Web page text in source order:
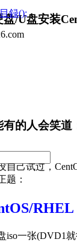
録();
/U盘安装
的人会笑
自己试过，
题：
RHEL
iso一张(DVD1